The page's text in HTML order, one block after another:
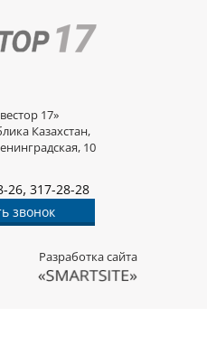
17»
Казахстан,
10
26, 317-28-28
звонок
Разработка сайта